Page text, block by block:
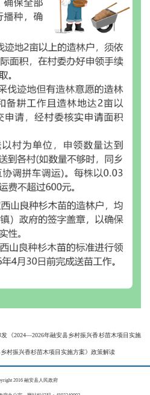
《2024—2026年融安县乡村振兴香杉苗木项目实施
村振兴香杉苗木项目实施方案》政策解读
2016 融安县人民政府